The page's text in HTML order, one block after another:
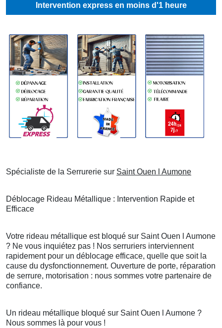
Intervention express en moins d'1 heure
Spécialiste de la Serrurerie sur Saint Ouen l Aumone
Déblocage Rideau Métallique : Intervention Rapide et
Efficace
Votre rideau métallique est bloqué sur Saint Ouen l Aumone
? Ne vous inquiétez pas ! Nos serruriers interviennent
rapidement pour un déblocage efficace, quelle que soit la
cause du dysfonctionnement. Ouverture de porte, réparation
de serrure, motorisation : nous sommes votre partenaire de
confiance.
Un rideau métallique bloqué sur Saint Ouen l Aumone ?
Nous sommes là pour vous !